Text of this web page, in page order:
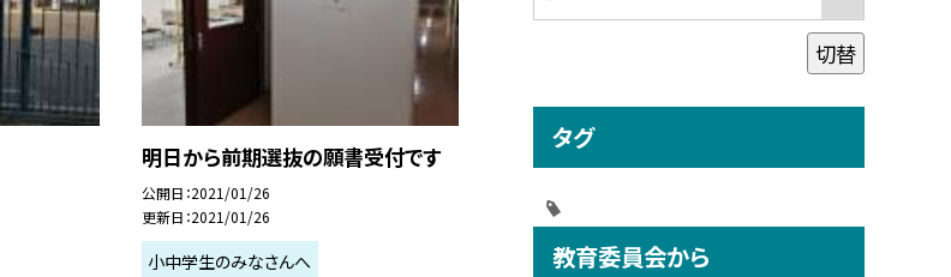
明日から前期選抜の願書受付です
公開日 2021/01/26
更新日 2021/01/26
小中学生のみなさんへ
切替
タグ
教育委員会から